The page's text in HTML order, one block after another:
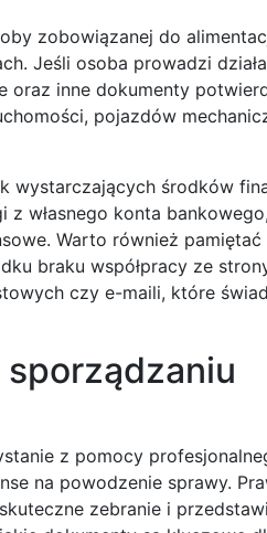
zobowiązanej do
Jeśli osoba prowadzi
oraz inne dokumenty
pojazdów
wystarczających środków
własnego konta bankowego,
Warto również pamiętać
braku współpracy ze
czy e-maili, które
z pomocy
na powodzenie sprawy.
zebranie i